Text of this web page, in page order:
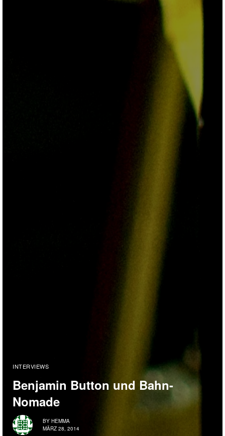
INTERVIEWS
Benjamin Button und Bahn-
Nomade
BY HEMMA
MÄRZ 28, 2014